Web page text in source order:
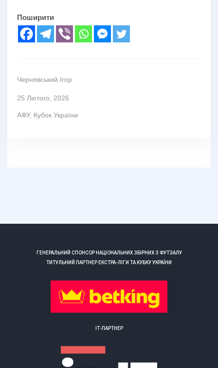
Поширити
Чернявський Ігор
25 Лютого, 2026
АФУ, Кубок України
ГЕНЕРАЛЬНИЙ СПОНСОР НАЦІОНАЛЬНИХ ЗБІРНИХ З ФУТЗАЛУ
ТИТУЛЬНИЙ ПАРТНЕР ЕКСТРА-ЛІГИ ТА КУБКУ УКРАЇНИ
ІТ-ПАРТНЕР